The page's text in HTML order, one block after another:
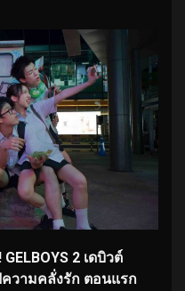
2 เดบิวต์
วามคลั่งรัก ตอนแรก